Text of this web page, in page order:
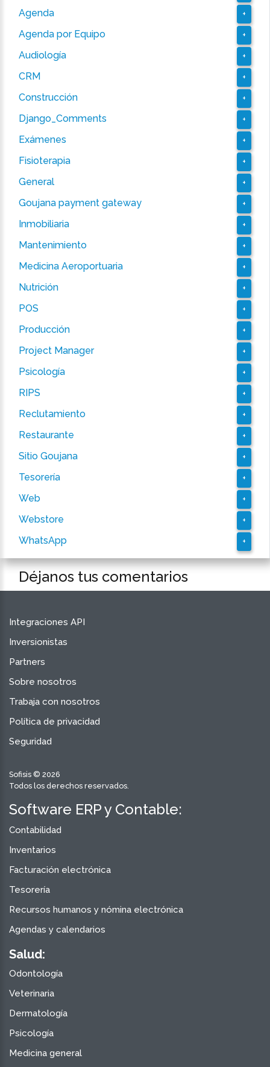
Agenda +
Agenda por Equipo +
Audiología +
CRM +
Construcción +
Django_Comments +
Exámenes +
Fisioterapia +
General +
Goujana payment gateway +
Inmobiliaria +
Mantenimiento +
Medicina Aeroportuaria +
Nutrición +
POS +
Producción +
Project Manager +
Psicología +
RIPS +
Reclutamiento +
Restaurante +
Sitio Goujana +
Tesorería +
Web +
Webstore +
WhatsApp +
Déjanos tus comentarios
Integraciones API
Inversionistas
Partners
Sobre nosotros
Trabaja con nosotros
Política de privacidad
Seguridad
Sofisis © 2026
Todos los derechos reservados.
Software ERP y Contable:
Contabilidad
Inventarios
Facturación electrónica
Tesorería
Recursos humanos y nómina electrónica
Agendas y calendarios
Salud:
Odontología
Veterinaria
Dermatología
Psicología
Medicina general